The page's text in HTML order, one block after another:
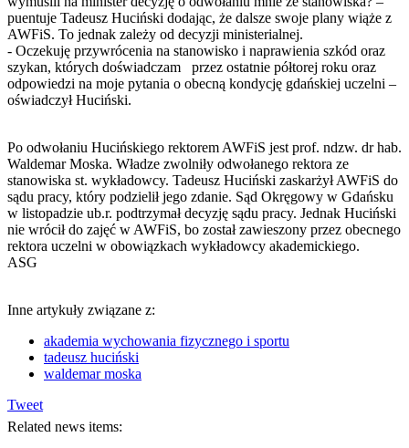
puentuje Tadeusz Huciński dodając, że dalsze swoje plany wiąże z
AWFiS. To jednak zależy od decyzji ministerialnej.
- Oczekuję przywrócenia na stanowisko i naprawienia szkód oraz
szykan, których doświadczam przez ostatnie półtorej roku oraz
odpowiedzi na moje pytania o obecną kondycję gdańskiej uczelni –
oświadczył Huciński.
Po odwołaniu Hucińskiego rektorem AWFiS jest prof. ndzw. dr hab.
Waldemar Moska. Władze zwolniły odwołanego rektora ze
stanowiska st. wykładowcy. Tadeusz Huciński zaskarżył AWFiS do
sądu pracy, który podzielił jego zdanie. Sąd Okręgowy w Gdańsku
w listopadzie ub.r. podtrzymał decyzję sądu pracy. Jednak Huciński
nie wrócił do zajęć w AWFiS, bo został zawieszony przez obecnego
rektora uczelni w obowiązkach wykładowcy akademickiego.
ASG
Inne artykuły związane z:
akademia wychowania fizycznego i sportu
tadeusz huciński
waldemar moska
Tweet
Related news items: